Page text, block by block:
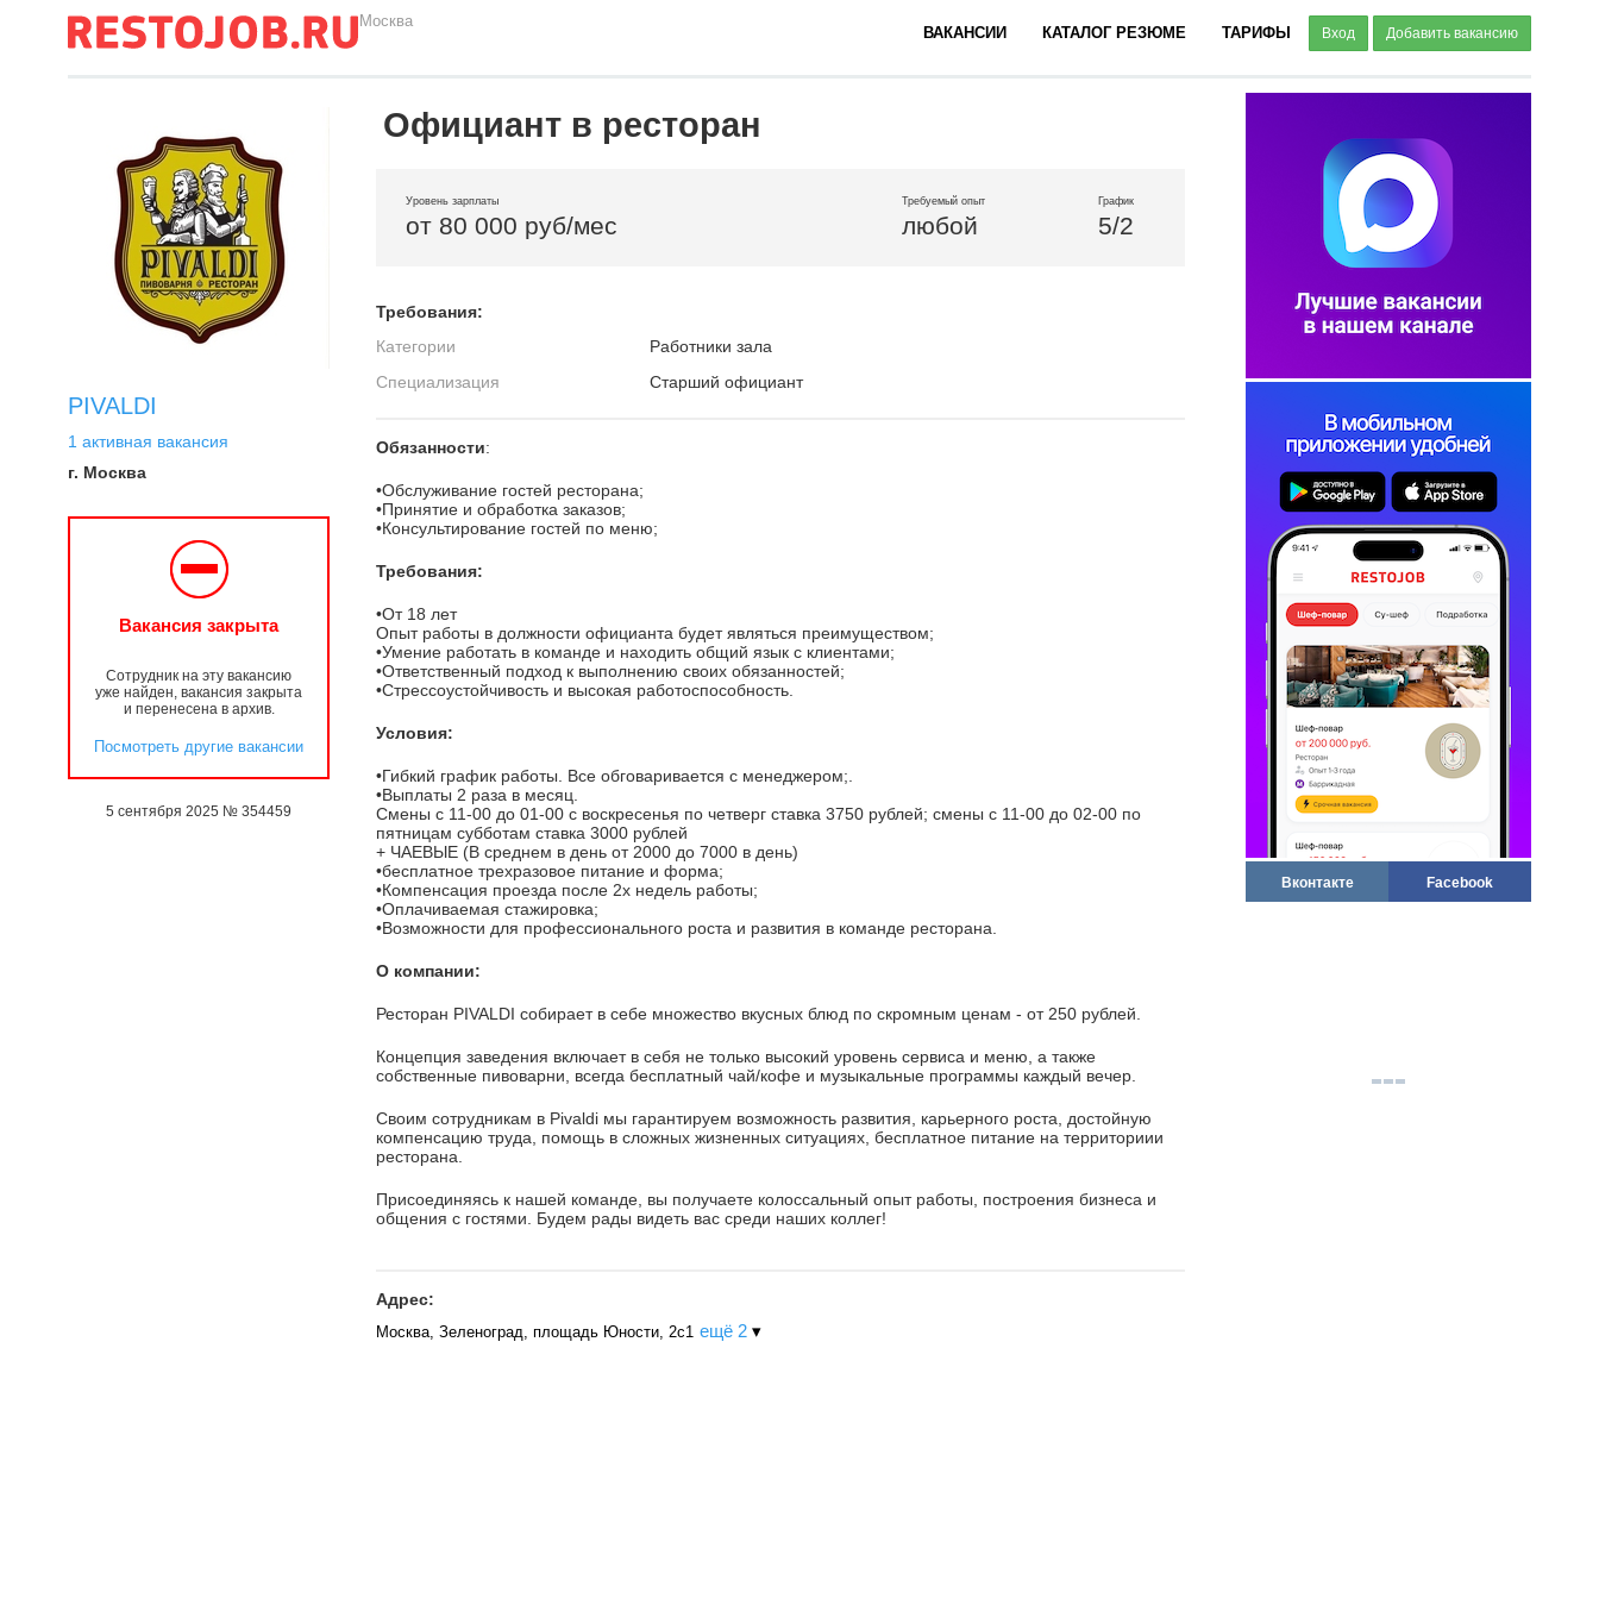
Москва
ВАКАНСИИ КАТАЛОГ РЕЗЮМЕ ТАРИФЫ Вход Добавить вакансию
Вконтакте Facebook
PIVALDI
1 активная вакансия
г. Москва
Вакансия закрыта
Сотрудник на эту вакансию
уже найден, вакансия закрыта
и перенесена в архив.
Посмотреть другие вакансии
5 сентября 2025 № 354459
Официант в ресторан
Уровень зарплаты
от 80 000 руб/мес
Требуемый опыт
любой
График
5/2
Требования:
Категории
Работники зала
Специализация
Старший официант
Обязанности:
•Обслуживание гостей ресторана;
•Принятие и обработка заказов;
•Консультирование гостей по меню;
Требования:
•От 18 лет
Опыт работы в должности официанта будет являться преимуществом;
•Умение работать в команде и находить общий язык с клиентами;
•Ответственный подход к выполнению своих обязанностей;
•Стрессоустойчивость и высокая работоспособность.
Условия:
•Гибкий график работы. Все обговаривается с менеджером;.
•Выплаты 2 раза в месяц.
Смены с 11-00 до 01-00 с воскресенья по четверг ставка 3750 рублей; смены с 11-00 до 02-00 по
пятницам субботам ставка 3000 рублей
+ ЧАЕВЫЕ (В среднем в день от 2000 до 7000 в день)
•бесплатное трехразовое питание и форма;
•Компенсация проезда после 2х недель работы;
•Оплачиваемая стажировка;
•Возможности для профессионального роста и развития в команде ресторана.
О компании:
Ресторан PIVALDI собирает в себе множество вкусных блюд по скромным ценам - от 250 рублей.
Концепция заведения включает в себя не только высокий уровень сервиса и меню, а также
собственные пивоварни, всегда бесплатный чай/кофе и музыкальные программы каждый вечер.
Своим сотрудникам в Pivaldi мы гарантируем возможность развития, карьерного роста, достойную
компенсацию труда, помощь в сложных жизненных ситуациях, бесплатное питание на территориии
ресторана.
Присоединяясь к нашей команде, вы получаете колоссальный опыт работы, построения бизнеса и
общения с гостями. Будем рады видеть вас среди наших коллег!
Адрес:
Москва, Зеленоград, площадь Юности, 2с1 ещё 2 ▾